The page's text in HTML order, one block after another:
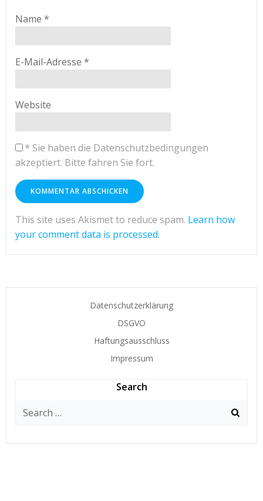
Name *
E-Mail-Adresse *
Website
* Sie haben die Datenschutzbedingungen
akzeptiert. Bitte fahren Sie fort.
This site uses Akismet to reduce spam. Learn how
your comment data is processed.
Datenschutzerklärung
DSGVO
Haftungsausschluss
Impressum
Search
Search